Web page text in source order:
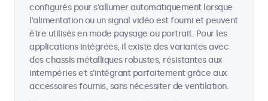
configurés pour s'allumer automatiquement lorsque
l'alimentation ou un signal vidéo est fourni et peuvent
être utilisés en mode paysage ou portrait. Pour les
applications intégrées, il existe des variantes avec
des chassîs métalliques robustes, résistantes aux
intempéries et s'intégrant parfaitement grâce aux
accessoires fournis, sans nécessiter de ventilation.